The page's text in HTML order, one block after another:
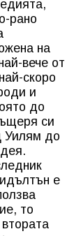
рано
на
вече от
скоро
и
до
си
Уилям до
е
то